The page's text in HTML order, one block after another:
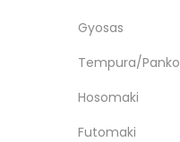
Gyosas
Tempura/Panko
Hosomaki
Futomaki